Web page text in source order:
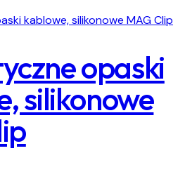
opaski
silikonowe